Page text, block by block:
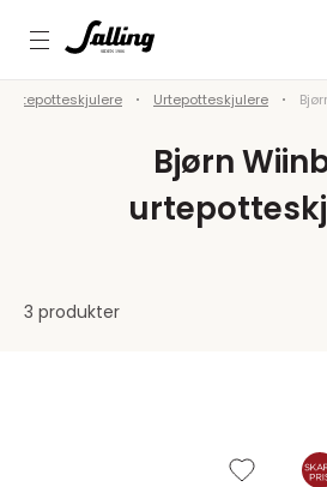
Urtepotteskjulere Urtepotteskjulere
Bjørn
3 produkter